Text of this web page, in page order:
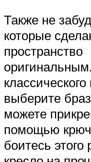
Также не
которые
пространство
выберите
можете
помощью
боитесь